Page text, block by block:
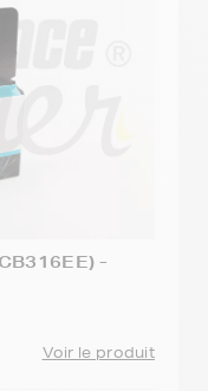
-
Voir le produit